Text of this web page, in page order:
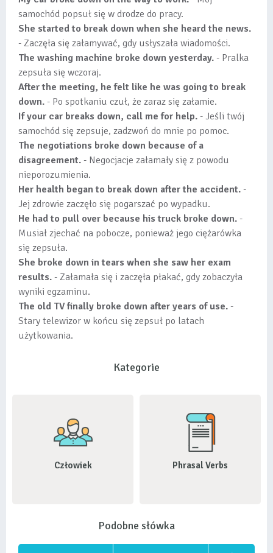
samochód popsuł się w drodze do pracy.
She started to break down when she heard the news.
- Zaczęła się załamywać, gdy usłyszała wiadomości.
The washing machine broke down yesterday. - Pralka
zepsuła się wczoraj.
After the meeting, he felt like he was going to break
down. - Po spotkaniu czuł, że zaraz się załamie.
If your car breaks down, call me for help. - Jeśli twój
samochód się zepsuje, zadzwoń do mnie po pomoc.
The negotiations broke down because of a
disagreement. - Negocjacje załamały się z powodu
nieporozumienia.
Her health began to break down after the accident. -
Jej zdrowie zaczęło się pogarszać po wypadku.
He had to pull over because his truck broke down. -
Musiał zjechać na pobocze, ponieważ jego ciężarówka
się zepsuła.
She broke down in tears when she saw her exam
results. - Załamała się i zaczęła płakać, gdy zobaczyła
wyniki egzaminu.
The old TV finally broke down after years of use. -
Stary telewizor w końcu się zepsuł po latach
użytkowania.
Kategorie
Człowiek Phrasal Verbs
Podobne słówka